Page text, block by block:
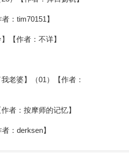
：tim70151】
【作者：不详】
老婆】（01）【作者：
者：按摩师的记忆】
：derksen】